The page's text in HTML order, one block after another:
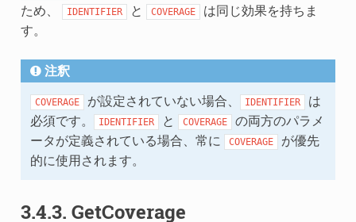
ため、
IDENTIFIER と COVERAGE
は同じ効果を持ちま
す。
注釈
COVERAGE が設定されていない場合、 IDENTIFIER
は
必須です。
IDENTIFIER と COVERAGE
の両方のパラメ
ータが定義されている場合、常に
COVERAGE
が優先
的に使用されます。
3.4.3. GetCoverage